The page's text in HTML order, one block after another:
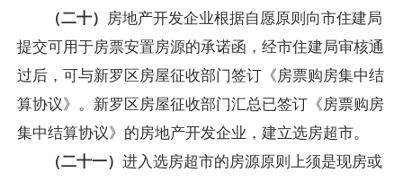
（二十）
房地产开发企业根据自愿原则向市住建局
提交可用于房票安置房源的承诺函，经市住建局审核通
过后，可与新罗区房屋征收部门签订《房票购房集中结
算协议》。新罗区房屋征收部门汇总已签订《房票购房
集中结算协议》的房地产开发企业，建立选房超市。
（二十一） 进入选房超市的房源原则上须是现房或